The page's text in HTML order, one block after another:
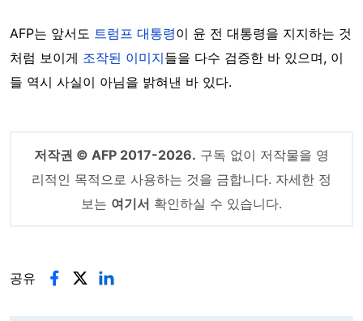
AFP는 앞서도 트럼프 대통령이 윤 전 대통령을 지지하는 것
처럼 보이게 조작된 이미지들을 다수 검증한 바 있으며, 이
들 역시 사실이 아님을 밝혀낸 바 있다.
저작권 © AFP 2017-2026. 구독 없이 저작물을 영
리적인 목적으로 사용하는 것을 금합니다. 자세한 정
보는 여기서 확인하실 수 있습니다.
공유